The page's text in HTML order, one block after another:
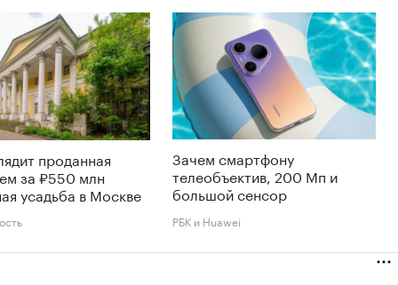
проданная
за ₽550 млн
усадьба в Москве
Зачем смартфону
телеобъектив, 200 Мп и
большой сенсор
РБК и Huawei